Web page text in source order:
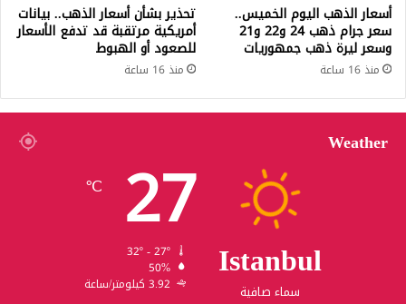
أسعار الذهب اليوم الخميس..
سعر جرام ذهب 24 و22 و21
وسعر ليرة ذهب جمهوريات
منذ 16 ساعة
تحذير بشأن أسعار الذهب.. بيانات
أمريكية مرتقبة قد تدفع الأسعار
للصعود أو الهبوط
منذ 16 ساعة
Weather
Istanbul
سماء صافية
27
℃
50%
3.92 كيلومتر/ساعة